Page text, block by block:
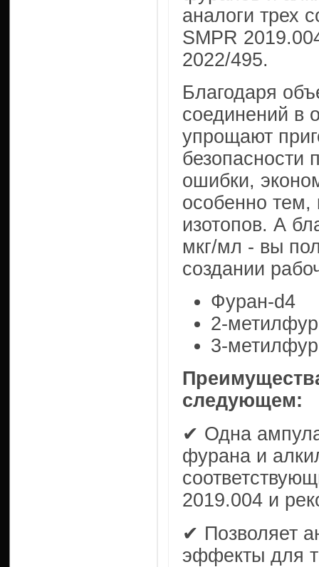
аналоги трех
SMPR
2022/495.
Благодаря
соединений в
упрощают
безопасности
ошибки,
особенно тем,
изотопов. А
мкг/мл - вы
создании
Фуран-d4
2-
3-
следующем:
✔ Одна
фурана и
2019.004 и
✔ Позволяет
эффекты для